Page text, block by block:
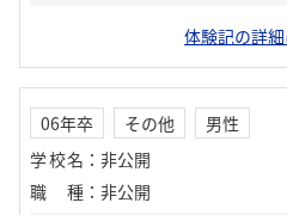
体験記の詳
06年卒 その他
男性
学校名 ： 非公開
職種 ： 非公開